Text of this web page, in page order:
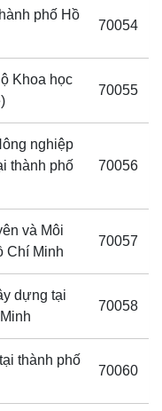
phố Hồ
70054
Khoa học
70055
nghiệp
thành phố
70056
và Môi
Chí Minh
70057
dựng tại
70058
thành phố
70060